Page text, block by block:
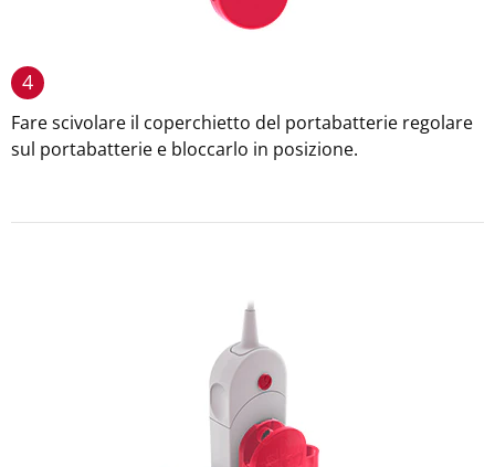
4
Fare scivolare il coperchietto del portabatterie regolare
sul portabatterie e bloccarlo in posizione.